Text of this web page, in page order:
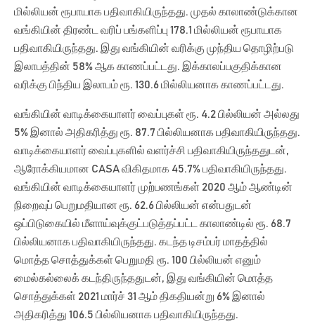
மில்லியன் ரூபாயாக பதிவாகியிருந்தது. முதல் காலாண்டுக்கான
வங்கியின் திரண்ட வரிப் பங்களிப்பு 178.1 மில்லியன் ரூபாயாக
பதிவாகியிருந்தது. இது வங்கியின் வரிக்கு முந்திய தொழிற்படு
இலாபத்தின் 58% ஆக காணப்பட்டது. இக்காலப்பகுதிக்கான
வரிக்கு பிந்திய இலாபம் ரூ. 130.6 மில்லியனாக காணப்பட்டது.
வங்கியின் வாடிக்கையாளர் வைப்புகள் ரூ. 4.2 பில்லியன் அல்லது
5% இனால் அதிகரித்து ரூ. 87.7 பில்லியனாக பதிவாகியிருந்தது.
வாடிக்கையாளர் வைப்புகளில் வளர்ச்சி பதிவாகியிருந்ததுடன்,
ஆரோக்கியமான CASA விகிதமாக 45.7% பதிவாகியிருந்தது.
வங்கியின் வாடிக்கையாளர் முற்பணங்கள் 2020 ஆம் ஆண்டின்
நிறைவுப் பெறுமதியான ரூ. 62.6 பில்லியன் என்பதுடன்
ஒப்பிடுகையில் மீளாய்வுக்குட்படுத்தப்பட்ட காலாண்டில் ரூ. 68.7
பில்லியனாக பதிவாகியிருந்தது. கடந்த டிசம்பர் மாதத்தில்
மொத்த சொத்துக்கள் பெறுமதி ரூ. 100 பில்லியன் எனும்
மைல்கல்லைக் கடந்திருந்ததுடன், இது வங்கியின் மொத்த
சொத்துக்கள் 2021 மார்ச் 31 ஆம் திகதியன்று 6% இனால்
அதிகரித்து 106.5 பில்லியனாக பதிவாகியிருந்தது.